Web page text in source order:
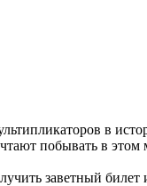
в
побывать в этом
заветный билет